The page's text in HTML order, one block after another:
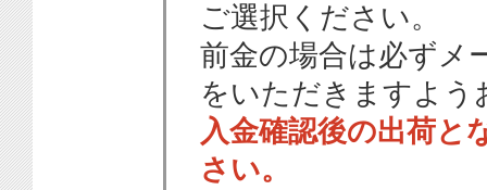
ご選択ください。
前金の場合は必ずメ
をいただきますよう
入金確認後の出荷と
さい。